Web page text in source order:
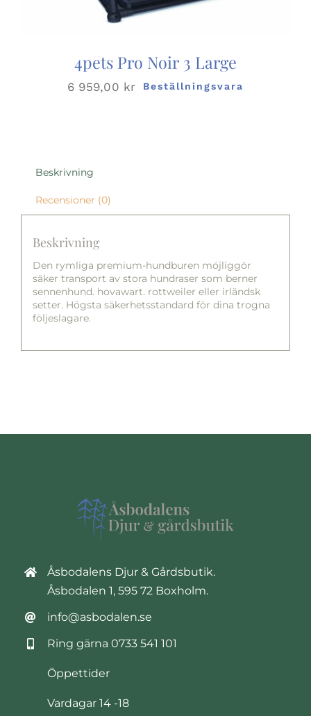
4pets Pro Noir 3 Large
6 959,00 kr Beställningsvara
Beskrivning
Recensioner (0)
Beskrivning
Den rymliga premium-hundburen möjliggör
säker transport av stora hundraser som berner
sennenhund. hovawart. rottweiler eller irländsk
setter. Högsta säkerhetsstandard för dina trogna
följeslagare.
Åsbodalens Djur & Gårdsbutik.
Åsbodalen 1, 595 72 Boxholm.
info@asbodalen.se
Ring gärna 0733 541 101
Öppettider
Vardagar 14 -18